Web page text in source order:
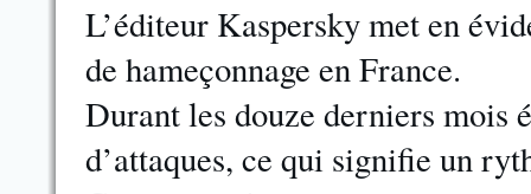
L’éditeur Kaspersky met en
de hameçonnage en France.
Durant les douze derniers mois
d’attaques, ce qui signifie un